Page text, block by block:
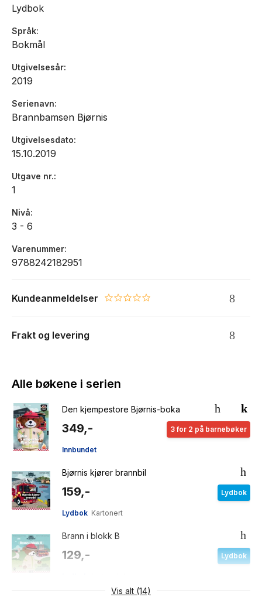
Lydbok
Språk
Bokmål
Utgivelsesår
2019
Serienavn
Brannbamsen Bjørnis
Utgivelsesdato
15.10.2019
Utgave nr.
1
Nivå
3 - 6
Varenummer
9788242182951
Kundeanmeldelser 0.0 star rating
Frakt og levering
Alle bøkene i serien
Den kjempestore Bjørnis-boka
349,- 3 for 2 på barnebøker
Innbundet
Bjørnis kjører brannbil
159,- Lydbok
Lydbok Kartonert
Brann i blokk B
129,- Lydbok
Vis alt (14)